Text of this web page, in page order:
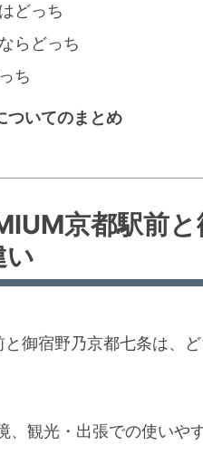
どっち
らどっち
ち
ついてのまとめ
京都駅前
い
御宿野乃京都七条は、
、観光・出張での使いや